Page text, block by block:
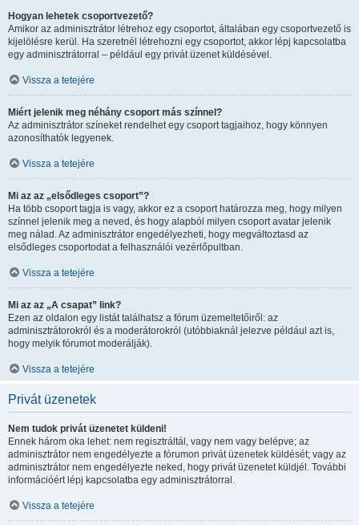
Hogyan lehetek csoportvezető?
Amikor az adminisztrátor létrehoz egy csoportot, általában egy csoportvezető is
kijelölésre kerül. Ha szeretnél létrehozni egy csoportot, akkor lépj kapcsolatba
egy adminisztrátorral – például egy privát üzenet küldésével.
Vissza a tetejére
Miért jelenik meg néhány csoport más színnel?
Az adminisztrátor színeket rendelhet egy csoport tagjaihoz, hogy könnyen
azonosíthatók legyenek.
Vissza a tetejére
Mi az az „elsődleges csoport”?
Ha több csoport tagja is vagy, akkor ez a csoport határozza meg, hogy milyen
színnel jelenik meg a neved, és hogy alapból milyen csoport avatar jelenik
meg nálad. Az adminisztrátor engedélyezheti, hogy megváltoztasd az
elsődleges csoportodat a felhasználói vezérlőpultban.
Vissza a tetejére
Mi az az „A csapat” link?
Ezen az oldalon egy listát találhatsz a fórum üzemeltetőiről: az
adminisztrátorokról és a moderátorokról (utóbbiaknál jelezve például azt is,
hogy melyik fórumot moderálják).
Vissza a tetejére
Privát üzenetek
Nem tudok privát üzenetet küldeni!
Ennek három oka lehet: nem regisztráltál, vagy nem vagy belépve; az
adminisztrátor nem engedélyezte a fórumon privát üzenetek küldését; vagy az
adminisztrátor nem engedélyezte neked, hogy privát üzenetet küldjél. További
információért lépj kapcsolatba egy adminisztrátorral.
Vissza a tetejére